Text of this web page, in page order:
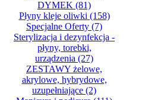
DYMEK (81)
Płyny kleje oliwki (158)
Specjalne Oferty (7)
Sterylizacja i dezynfekcja -
płyny, torebki,
urządzenia (27)
ZESTAWY żelowe,
akrylowe, hybrydowe,
uzupełniające (2)